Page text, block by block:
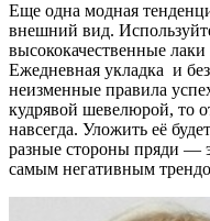
Еще одна модная
внешний вид.
высококачественные
Ежедневная укладка и
неизменные правила
кудрявой шевелюрой, то
навсегда. Уложить её
разные стороны пряди —
самым негативным